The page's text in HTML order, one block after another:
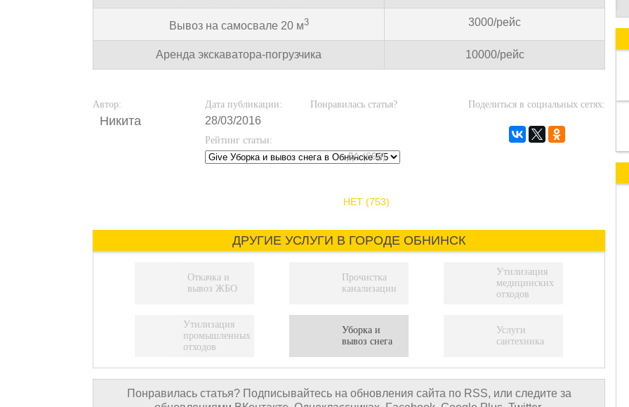
Вывоз на самосвале 20 м3 3000/рейс
Аренда экскаватора-погрузчика 10000/рейс
Автор:
Никита
Дата публикации:
28/03/2016
Рейтинг статьи:
Понравилась статья?
ДА (698)
НЕТ (753)
Поделиться в социальных сетях:
ДРУГИЕ УСЛУГИ В ГОРОДЕ ОБНИНСК
Откачка и
вывоз ЖБО
Прочистка
канализации
Утилизация
медицинских
отходов
Утилизация
промышленных
отходов
Уборка и
вывоз снега
Услуги
сантехника
Понравилась статья? Подписывайтесь на обновления сайта по RSS, или следите за